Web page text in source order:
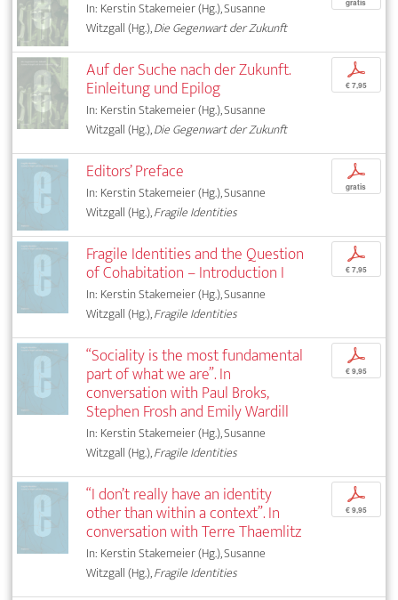
In: Kerstin Stakemeier (Hg.), Susanne
Witzgall (Hg.),Die Gegenwart der Zukunft
gratis
Auf der Suche nach der Zukunft.
Einleitung und Epilog
In: Kerstin Stakemeier (Hg.), Susanne
Witzgall (Hg.),Die Gegenwart der Zukunft
p
€ 7,95
Editors’ Preface
In: Kerstin Stakemeier (Hg.), Susanne
Witzgall (Hg.),Fragile Identities
p
gratis
Fragile Identities and the Question
of Cohabitation – Introduction I
In: Kerstin Stakemeier (Hg.), Susanne
Witzgall (Hg.),Fragile Identities
p
€ 7,95
“Sociality is the most fundamental
part of what we are”. In
conversation with Paul Broks,
Stephen Frosh and Emily Wardill
In: Kerstin Stakemeier (Hg.), Susanne
Witzgall (Hg.),Fragile Identities
p
€ 9,95
“I don’t really have an identity
other than within a context”. In
conversation with Terre Thaemlitz
In: Kerstin Stakemeier (Hg.), Susanne
Witzgall (Hg.),Fragile Identities
p
€ 9,95